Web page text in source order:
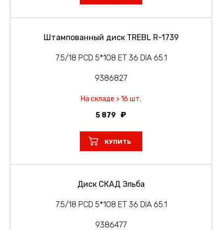
Штампованный диск TREBL R-1739
7.5/18 PCD 5*108 ET 36 DIA 65.1
9386827
На складе > 16 шт.
5 879
КУПИТЬ
Диск СКАД Эльба
7.5/18 PCD 5*108 ET 36 DIA 65.1
9386477